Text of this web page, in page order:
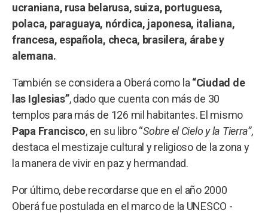
ucraniana, rusa belarusa, suiza, portuguesa,
polaca, paraguaya, nórdica, japonesa, italiana,
francesa, española, checa, brasilera, árabe y
alemana.
También se considera a Oberá como la “Ciudad de
las Iglesias”, dado que cuenta con más de 30
templos para más de 126 mil habitantes. El mismo
Papa Francisco, en su libro “Sobre el Cielo y la Tierra”,
destaca el mestizaje cultural y religioso de la zona y
la manera de vivir en paz y hermandad.
Por último, debe recordarse que en el año 2000
Oberá fue postulada en el marco de la UNESCO -